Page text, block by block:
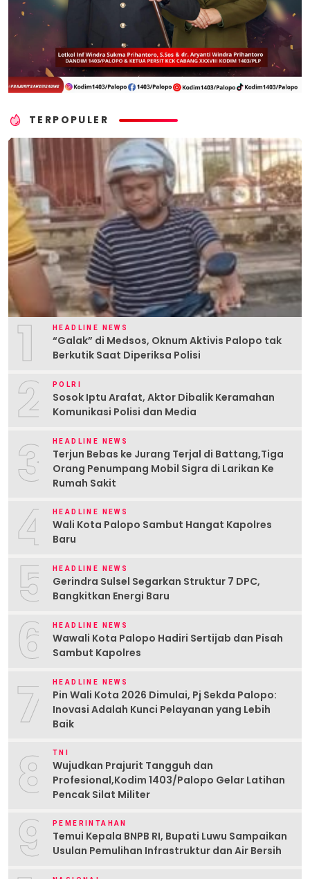
TERPOPULER
1 HEADLINE NEWS
“Galak” di Medsos, Oknum Aktivis Palopo tak
Berkutik Saat Diperiksa Polisi
2 POLRI
Sosok Iptu Arafat, Aktor Dibalik Keramahan
Komunikasi Polisi dan Media
3 HEADLINE NEWS
Terjun Bebas ke Jurang Terjal di Battang,Tiga
Orang Penumpang Mobil Sigra di Larikan Ke
Rumah Sakit
4 HEADLINE NEWS
Wali Kota Palopo Sambut Hangat Kapolres
Baru
5 HEADLINE NEWS
Gerindra Sulsel Segarkan Struktur 7 DPC,
Bangkitkan Energi Baru
6 HEADLINE NEWS
Wawali Kota Palopo Hadiri Sertijab dan Pisah
Sambut Kapolres
7 HEADLINE NEWS
Pin Wali Kota 2026 Dimulai, Pj Sekda Palopo:
Inovasi Adalah Kunci Pelayanan yang Lebih
Baik
8 TNI
Wujudkan Prajurit Tangguh dan
Profesional,Kodim 1403/Palopo Gelar Latihan
Pencak Silat Militer
9 PEMERINTAHAN
Temui Kepala BNPB RI, Bupati Luwu Sampaikan
Usulan Pemulihan Infrastruktur dan Air Bersih